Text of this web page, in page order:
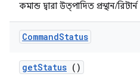
কমান্ড দ্বারা উত্পাদিত প্রস্থান/
CommandStatus
getStatus ()